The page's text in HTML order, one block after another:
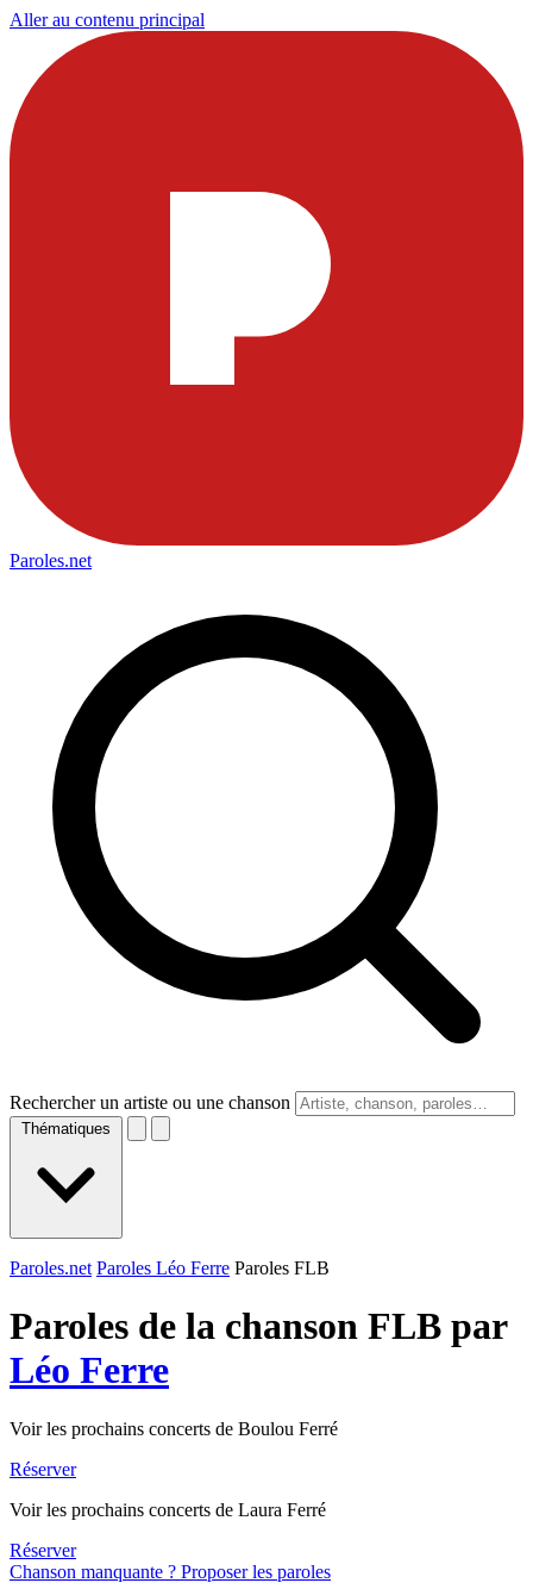
Aller au contenu principal
Paroles.net
Rechercher un artiste ou une chanson
Thématiques
Paroles.net Paroles Léo Ferre Paroles FLB
Paroles de la chanson FLB par
Léo Ferre
Voir les prochains concerts de Boulou Ferré
Réserver
Voir les prochains concerts de Laura Ferré
Réserver
Chanson manquante ? Proposer les paroles